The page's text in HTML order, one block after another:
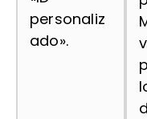
personaliz
ado».